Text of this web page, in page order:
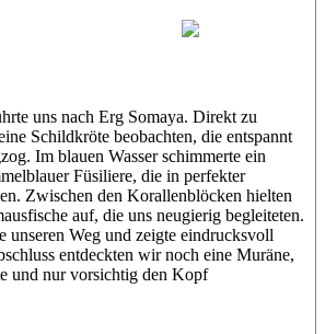
uns nach Erg Somaya. Direkt zu
Schildkröte beobachten, die entspannt
Im blauen Wasser schimmerte ein
Füsiliere, die in perfekter
Zwischen den Korallenblöcken hielten
auf, die uns neugierig begleiteten.
unseren Weg und zeigte eindrucksvoll
entdeckten wir noch eine Muräne,
und nur vorsichtig den Kopf